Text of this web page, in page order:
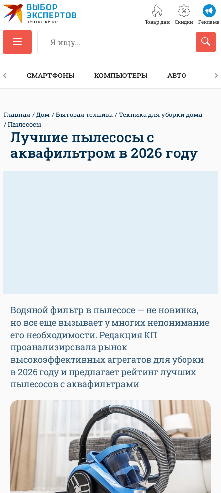
Товар дня Скидки Реклама
СМАРТФОНЫ КОМПЬЮТЕРЫ АВТО
Главная Дом Бытовая техника
Техника для уборки дома
Пылесосы
Лучшие пылесосы с
аквафильтром в 2026 году
Водяной фильтр в пылесосе — не новинка,
но все еще вызывает у многих непонимание
его необходимости. Редакция КП
проанализировала рынок
высокоэффективных агрегатов для уборки
в 2026 году и предлагает рейтинг лучших
пылесосов с аквафильтрами